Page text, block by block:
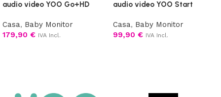
audio video YOO Go+HD
Casa, Baby Monitor
179,90 € IVA Incl.
audio video YOO Start
Casa, Baby Monitor
99,90 € IVA Incl.